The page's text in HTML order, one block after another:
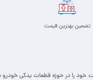
تضمین بهترین قیمت
از سال ۱۳۸۹ فعالیت خود را در حوزه قطعات